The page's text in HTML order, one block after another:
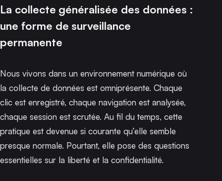
La collecte généralisée des données :
une forme de surveillance
permanente
Nous vivons dans un environnement numérique où
la collecte de données est omniprésente. Chaque
clic est enregistré, chaque navigation est analysée,
chaque session est scrutée. Au fil du temps, cette
pratique est devenue si courante qu’elle semble
presque normale. Pourtant, elle pose des questions
essentielles sur la liberté et la confidentialité.